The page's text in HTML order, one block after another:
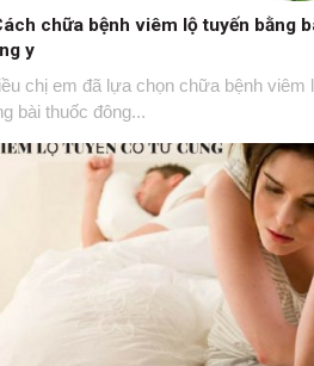
chữa bệnh viêm lộ tuyến bằng
y
chị em đã lựa chọn chữa bệnh viêm
bài thuốc đông...